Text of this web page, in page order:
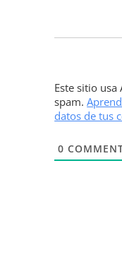
Este sitio
spam.
datos de tus
0